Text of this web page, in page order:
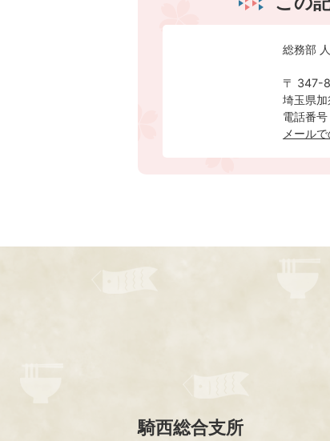
総務部
〒 347-
埼玉県加
電話番
メール
騎西総合支所